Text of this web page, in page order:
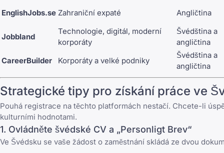
EnglishJobs.se Zahraniční expaté Angličtina
Jobbland
Technologie, digitál, moderní
korporáty
Švédština a
angličtina
CareerBuilder
Korporáty a velké podniky
Švédština a
angličtina
Strategické tipy pro získání práce ve
Pouhá registrace na těchto platformách nestačí. Chcete-li
kulturními hodnotami.
1. Ovládněte švédské CV a „Personligt Brev“
Ve Švédsku se vaše žádost o zaměstnání skládá ze dvou